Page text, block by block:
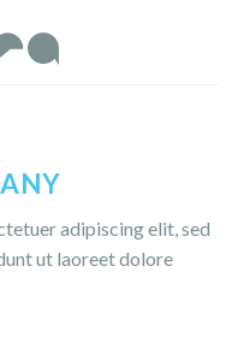
adipiscing elit, sed
ut laoreet dolore